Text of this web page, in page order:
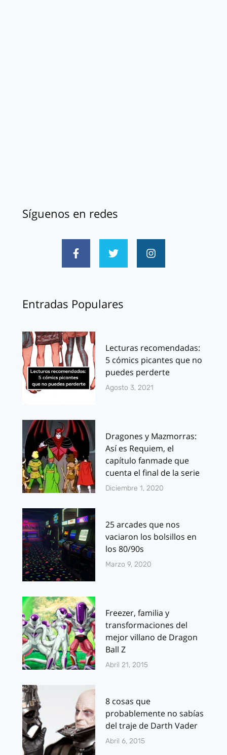
Síguenos en redes
Entradas Populares
Lecturas recomendadas:
5 cómics picantes que no
puedes perderte
Agosto 3, 2021
Dragones y Mazmorras:
Así es Requiem, el
capítulo fanmade que
cuenta el final de la serie
Diciembre 1, 2020
25 arcades que nos
vaciaron los bolsillos en
los 80/90s
Marzo 9, 2020
Freezer, familia y
transformaciones del
mejor villano de Dragon
Ball Z
Abril 21, 2015
8 cosas que
probablemente no sabías
del traje de Darth Vader
Abril 6, 2015